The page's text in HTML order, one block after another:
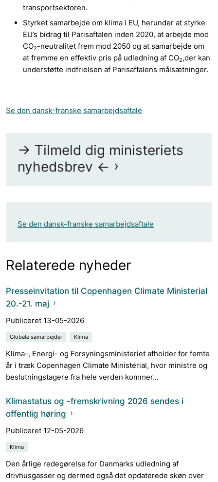
transportsektoren.
Styrket samarbejde om klima i EU, herunder at styrke
EU’s bidrag til Parisaftalen inden 2020, at arbejde mod
CO2-neutralitet frem mod 2050 og at samarbejde om
at fremme en effektiv pris på udledning af CO2,der kan
understøtte indfrielsen af Parisaftalens målsætninger.
Se den dansk-franske samarbejdsaftale
-> Tilmeld dig ministeriets
nyhedsbrev <-
Se den dansk-franske samarbejdsaftale
Relaterede nyheder
Presseinvitation til Copenhagen Climate Ministerial
20.-21. maj
Publiceret 13-05-2026
Globale samarbejder Klima
Klima-, Energi- og Forsyningsministeriet afholder for femte
år i træk Copenhagen Climate Ministerial, hvor ministre og
beslutningstagere fra hele verden kommer...
Klimastatus og -fremskrivning 2026 sendes i
offentlig høring
Publiceret 12-05-2026
Klima
Den årlige redegørelse for Danmarks udledning af
drivhusgasser og dermed også det opdaterede skøn over